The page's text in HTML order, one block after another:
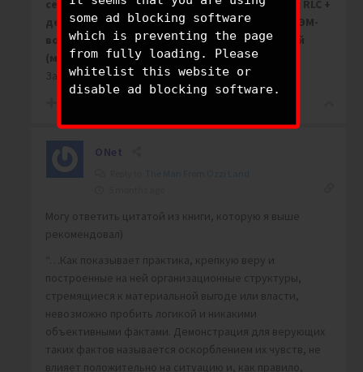
секундной стрелки кварцевых часов (кварц + RLC +
делитель/микросхема) вызывается мощным ЭМ-
воздействием на схему управления механикой
(меняется напряжение на микросхеме)
Зачем ломиться в открытую дверь???
ONet
Могу ответить цитатой из книги, которую я выше
рекомендовал)
“…Как показывает практика, крепкую веру и
построенные на ней организационные структуры,
стремящиеся к материальной выгоде или власти,
невозможно пробить логикой и никакими
объективными фактами. Демонстрация для верующих
таких фактов называется оскорблением их чувств, не
влияет положительно на ситуацию и, как правило,
some ad blocking software
which is preventing the page
from fully loading. Please
whitelist this website or
disable ad blocking software.